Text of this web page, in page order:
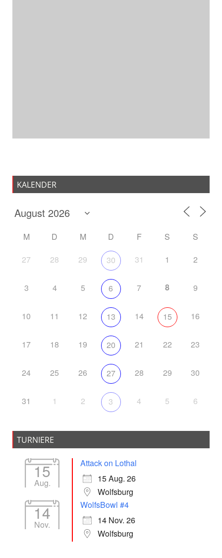
KALENDER
M D M D F S S
27 28 29 30 31 1 2
3 4 5 6 7 8 9
10 11 12 13 14 15 16
17 18 19 20 21 22 23
24 25 26 27 28 29 30
31 1 2 3 4 5 6
TURNIERE
15
Aug.
Attack on Lothal
15 Aug. 26
Wolfsburg
14
Nov.
WolfsBowl #4
14 Nov. 26
Wolfsburg